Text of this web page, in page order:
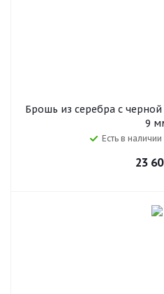
Брошь из серебра с
9
Есть в наличии
23